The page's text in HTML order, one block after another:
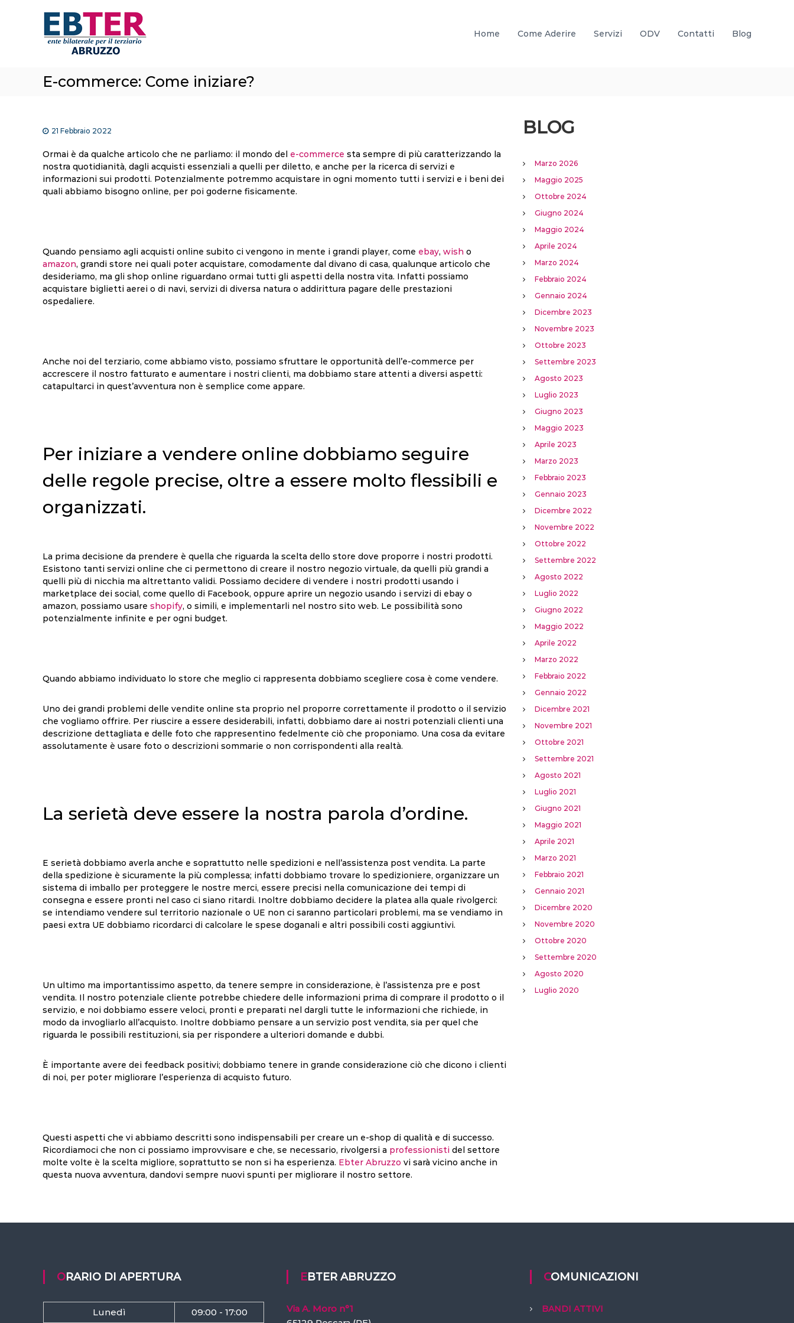
A
b
z
o
Home Come Aderire Servizi ODV Contatti Blog
E-commerce: Come iniziare?
21 Febbraio 2022
Ormai è da qualche articolo che ne parliamo: il mondo del e-commerce sta sempre di più caratterizzando la
nostra quotidianità, dagli acquisti essenziali a quelli per diletto, e anche per la ricerca di servizi e
informazioni sui prodotti. Potenzialmente potremmo acquistare in ogni momento tutti i servizi e i beni dei
quali abbiamo bisogno online, per poi goderne fisicamente.
Quando pensiamo agli acquisti online subito ci vengono in mente i grandi player, come ebay, wish o
amazon, grandi store nei quali poter acquistare, comodamente dal divano di casa, qualunque articolo che
desideriamo, ma gli shop online riguardano ormai tutti gli aspetti della nostra vita. Infatti possiamo
acquistare biglietti aerei o di navi, servizi di diversa natura o addirittura pagare delle prestazioni
ospedaliere.
Anche noi del terziario, come abbiamo visto, possiamo sfruttare le opportunità dell’e-commerce per
accrescere il nostro fatturato e aumentare i nostri clienti, ma dobbiamo stare attenti a diversi aspetti:
catapultarci in quest’avventura non è semplice come appare.
Per iniziare a vendere online dobbiamo seguire
delle regole precise, oltre a essere molto flessibili e
organizzati.
La prima decisione da prendere è quella che riguarda la scelta dello store dove proporre i nostri prodotti.
Esistono tanti servizi online che ci permettono di creare il nostro negozio virtuale, da quelli più grandi a
quelli più di nicchia ma altrettanto validi. Possiamo decidere di vendere i nostri prodotti usando i
marketplace dei social, come quello di Facebook, oppure aprire un negozio usando i servizi di ebay o
amazon, possiamo usare shopify, o simili, e implementarli nel nostro sito web. Le possibilità sono
potenzialmente infinite e per ogni budget.
Quando abbiamo individuato lo store che meglio ci rappresenta dobbiamo scegliere cosa è come vendere.
Uno dei grandi problemi delle vendite online sta proprio nel proporre correttamente il prodotto o il servizio
che vogliamo offrire. Per riuscire a essere desiderabili, infatti, dobbiamo dare ai nostri potenziali clienti una
descrizione dettagliata e delle foto che rappresentino fedelmente ciò che proponiamo. Una cosa da evitare
assolutamente è usare foto o descrizioni sommarie o non corrispondenti alla realtà.
La serietà deve essere la nostra parola d’ordine.
E serietà dobbiamo averla anche e soprattutto nelle spedizioni e nell’assistenza post vendita. La parte
della spedizione è sicuramente la più complessa; infatti dobbiamo trovare lo spedizioniere, organizzare un
sistema di imballo per proteggere le nostre merci, essere precisi nella comunicazione dei tempi di
consegna e essere pronti nel caso ci siano ritardi. Inoltre dobbiamo decidere la platea alla quale rivolgerci:
se intendiamo vendere sul territorio nazionale o UE non ci saranno particolari problemi, ma se vendiamo in
paesi extra UE dobbiamo ricordarci di calcolare le spese doganali e altri possibili costi aggiuntivi.
Un ultimo ma importantissimo aspetto, da tenere sempre in considerazione, è l’assistenza pre e post
vendita. Il nostro potenziale cliente potrebbe chiedere delle informazioni prima di comprare il prodotto o il
servizio, e noi dobbiamo essere veloci, pronti e preparati nel dargli tutte le informazioni che richiede, in
modo da invogliarlo all’acquisto. Inoltre dobbiamo pensare a un servizio post vendita, sia per quel che
riguarda le possibili restituzioni, sia per rispondere a ulteriori domande e dubbi.
È importante avere dei feedback positivi; dobbiamo tenere in grande considerazione ciò che dicono i clienti
di noi, per poter migliorare l’esperienza di acquisto futuro.
Questi aspetti che vi abbiamo descritti sono indispensabili per creare un e-shop di qualità e di successo.
Ricordiamoci che non ci possiamo improvvisare e che, se necessario, rivolgersi a professionisti del settore
molte volte è la scelta migliore, soprattutto se non si ha esperienza. Ebter Abruzzo vi sarà vicino anche in
questa nuova avventura, dandovi sempre nuovi spunti per migliorare il nostro settore.
BLOG
Marzo 2026
Maggio 2025
Ottobre 2024
Giugno 2024
Maggio 2024
Aprile 2024
Marzo 2024
Febbraio 2024
Gennaio 2024
Dicembre 2023
Novembre 2023
Ottobre 2023
Settembre 2023
Agosto 2023
Luglio 2023
Giugno 2023
Maggio 2023
Aprile 2023
Marzo 2023
Febbraio 2023
Gennaio 2023
Dicembre 2022
Novembre 2022
Ottobre 2022
Settembre 2022
Agosto 2022
Luglio 2022
Giugno 2022
Maggio 2022
Aprile 2022
Marzo 2022
Febbraio 2022
Gennaio 2022
Dicembre 2021
Novembre 2021
Ottobre 2021
Settembre 2021
Agosto 2021
Luglio 2021
Giugno 2021
Maggio 2021
Aprile 2021
Marzo 2021
Febbraio 2021
Gennaio 2021
Dicembre 2020
Novembre 2020
Ottobre 2020
Settembre 2020
Agosto 2020
Luglio 2020
ORARIO DI APERTURA
Lunedì 09:00 - 17:00
EBTER ABRUZZO
Via A. Moro n°1
COMUNICAZIONI
BANDI ATTIVI